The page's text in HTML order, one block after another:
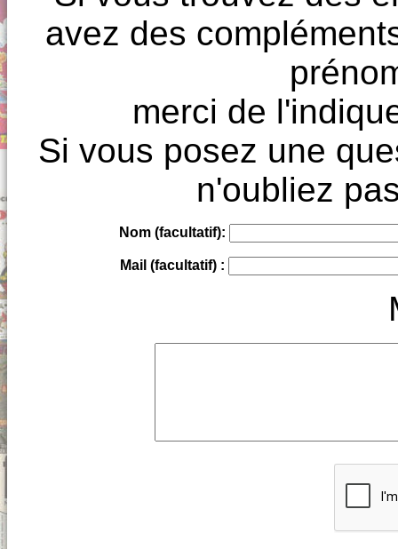
avez des
merci de
Si vous posez une
n'oubliez
Nom (facultatif):
Mail (facultatif) :